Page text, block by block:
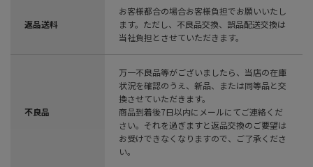
返品送料
お客様都合の場合お客様負担でお願いいたし
ます。ただし、不良品交換、誤品配送交換は
当社負担とさせていただきます。
不良品
万一不良品等がございましたら、当店の在庫
状況を確認のうえ、新品、または同等品と交
換させていただきます。
商品到着後7日以内にメールにてご連絡くだ
さい。それを過ぎますと返品交換のご要望は
お受けできなくなりますので、ご了承くださ
い。